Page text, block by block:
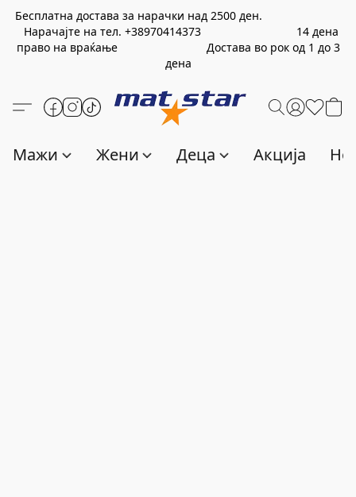
Бесплатна достава за нарачки над 2500 ден.
Нарачајте на тел. +38970414373 14 дена
право на враќање Достава во рок од 1 до 3
дена
Мажи Жени Деца Акција